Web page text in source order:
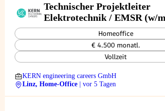
Technischer Projektleiter
Elektrotechnik / EMSR (w/
Homeoffice
€ 4.500 monatl.
Vollzeit
KERN engineering careers GmbH
Linz, Home-Office
| vor 5 Tagen